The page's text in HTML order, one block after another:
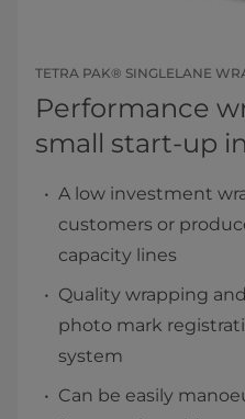
TETRA PAK® SINGLELANE
Performance
small start-up
A low investment
customers or
capacity lines
Quality wrapping
photo mark
system
Can be easily